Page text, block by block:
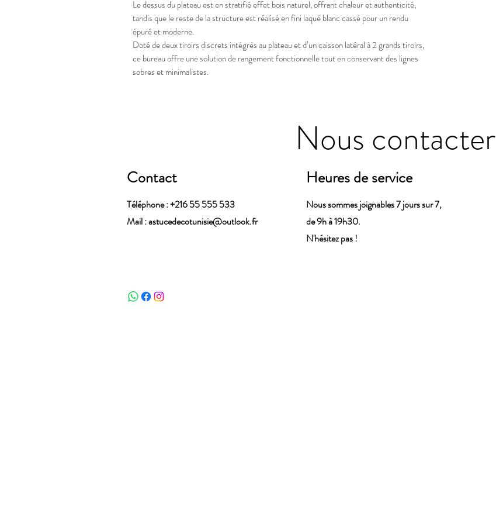
Le dessus du plateau est en stratifié effet bois naturel, offrant chaleur et authenticité,
tandis que le reste de la structure est réalisé en fini laqué blanc cassé pour un rendu
épuré et moderne.
Doté de deux tiroirs discrets intégrés au plateau et d’un caisson latéral à 2 grands tiroirs,
ce bureau offre une solution de rangement fonctionnelle tout en conservant des lignes
sobres et minimalistes.
Nous contacter
Contact
Téléphone : +216 55 555 533
Mail :astucedecotunisie@outlook.fr
Heures de service
Nous sommes joignables 7 jours sur 7,
de 9h à 19h30.
N'hésitez pas !